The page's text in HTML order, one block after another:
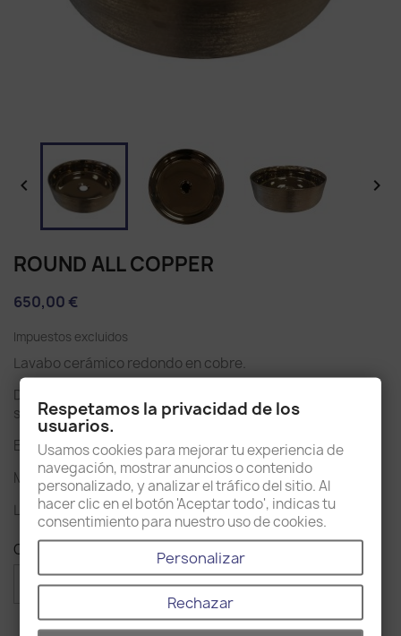
 
ROUND ALL COPPER
650,00 €
Impuestos excluidos
Lavabo cerámico redondo en cobre.
Destaca por su forma redonda y su aspecto glam y
sofisticado.
Es de cerámica, un material resistente y duradero.
Medidas 37 x 37 x 12cm (largo x profundidad x altura).
La grifería se vende por separado.
Cantidad
 AÑADIR AL CARRITO favorite_border
Respetamos la privacidad de los
usuarios.
Usamos cookies para mejorar tu experiencia de
navegación, mostrar anuncios o contenido
personalizado, y analizar el tráfico del sitio. Al
hacer clic en el botón 'Aceptar todo', indicas tu
consentimiento para nuestro uso de cookies.
Personalizar
Rechazar